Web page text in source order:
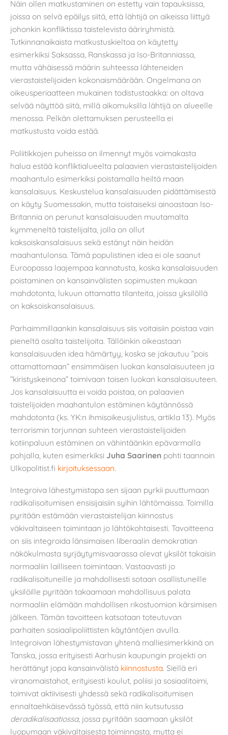
Näin ollen matkustaminen on estetty vain tapauksissa,
joissa on selvä epäilys siitä, että lähtijä on aikeissa liittyä
johonkin konfliktissa taistelevista ääriryhmistä.
Tutkinnanaikaista matkustuskieltoa on käytetty
esimerkiksi Saksassa, Ranskassa ja Iso-Britanniassa,
mutta vähäisessä määrin suhteessa lähteneiden
vierastaistelijoiden kokonaismäärään. Ongelmana on
oikeusperiaatteen mukainen todistustaakka: on oltava
selvää näyttöä siitä, millä aikomuksilla lähtijä on alueelle
menossa. Pelkän olettamuksen perusteella ei
matkustusta voida estää.
Poliitikkojen puheissa on ilmennyt myös voimakasta
halua estää konfliktialueelta palaavien vierastaistelijoiden
maahantulo esimerkiksi poistamalla heiltä maan
kansalaisuus. Keskustelua kansalaisuuden pidättämisestä
on käyty Suomessakin, mutta toistaiseksi ainoastaan Iso-
Britannia on perunut kansalaisuuden muutamalta
kymmeneltä taistelijalta, jolla on ollut
kaksoiskansalaisuus sekä estänyt näin heidän
maahantulonsa. Tämä populistinen idea ei ole saanut
Euroopassa laajempaa kannatusta, koska kansalaisuuden
poistaminen on kansainvälisten sopimusten mukaan
mahdotonta, lukuun ottamatta tilanteita, joissa yksilöllä
on kaksoiskansalaisuus.
Parhaimmillaankin kansalaisuus siis voitaisiin poistaa vain
pieneltä osalta taistelijoita. Tällöinkin oikeastaan
kansalaisuuden idea hämärtyy, koska se jakautuu ”pois
ottamattomaan” ensimmäisen luokan kansalaisuuteen ja
”kiristyskeinona” toimivaan toisen luokan kansalaisuuteen.
Jos kansalaisuutta ei voida poistaa, on palaavien
taistelijoiden maahantulon estäminen käytännössä
mahdotonta (ks. YK:n ihmisoikeusjulistus, artikla 13). Myös
terrorismin torjunnan suhteen vierastaistelijoiden
kotiinpaluun estäminen on vähintäänkin epävarmalla
pohjalla, kuten esimerkiksi Juha Saarinen pohti taannoin
Ulkopolitist.fi kirjoituksessaan.
Integroiva lähestymistapa sen sijaan pyrkii puuttumaan
radikalisoitumisen ensisijaisiin syihin lähtömaissa. Toimilla
pyritään estämään vierastaistelijan kiinnostus
väkivaltaiseen toimintaan jo lähtökohtaisesti. Tavoitteena
on siis integroida länsimaisen liberaalin demokratian
näkökulmasta syrjäytymisvaarassa olevat yksilöt takaisin
normaaliin lailliseen toimintaan. Vastaavasti jo
radikalisoituneille ja mahdollisesti sotaan osallistuneille
yksilöille pyritään takaamaan mahdollisuus palata
normaaliin elämään mahdollisen rikostuomion kärsimisen
jälkeen. Tämän tavoitteen katsotaan toteutuvan
parhaiten sosiaalipoliittisten käytäntöjen avulla.
Integroivan lähestymistavan yhtenä malliesimerkkinä on
Tanska, jossa erityisesti Aarhusin kaupungin projekti on
herättänyt jopa kansainvälistä kiinnostusta. Siellä eri
viranomaistahot, erityisesti koulut, poliisi ja sosiaalitoimi,
toimivat aktiivisesti yhdessä sekä radikalisoitumisen
ennaltaehkäisevässä työssä, että niin kutsutussa
deradikalisaatiossa, jossa pyritään saamaan yksilöt
luopumaan väkivaltaisesta toiminnasta, mutta ei